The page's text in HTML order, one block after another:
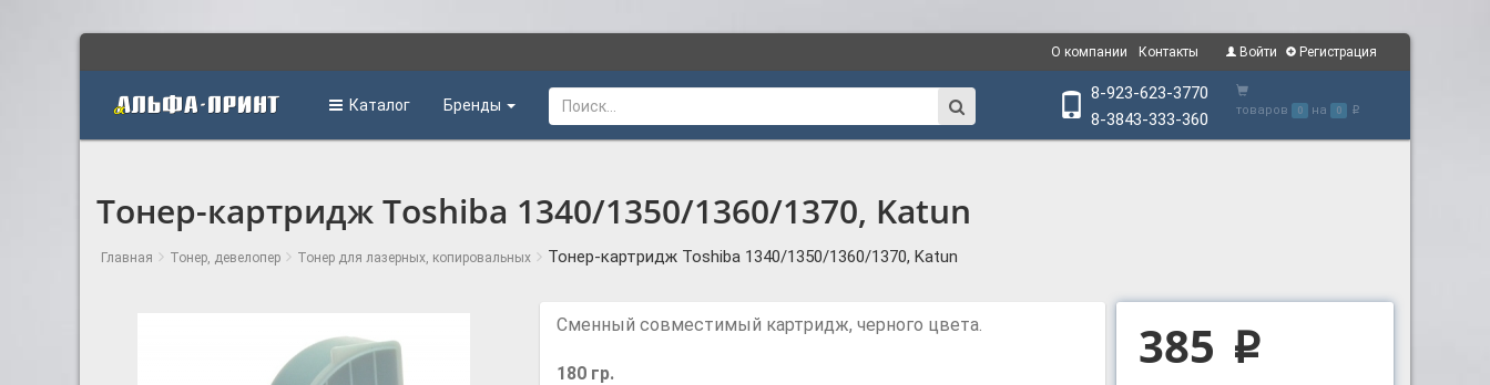
Войти Регистрация
О компании Контакты
Каталог Бренды
8-923-623-3770
8-3843-333-360
товаров 0 на 0 p
Тонер-картридж Toshiba 1340/1350/1360/1370, Katun
Главная Тонер, девелопер Тонер для лазерных, копировальных Тонер-картридж Toshiba 1340/1350/1360/1370, Katun
Сменный совместимый картридж, черного цвета.
180 гр. 385 p